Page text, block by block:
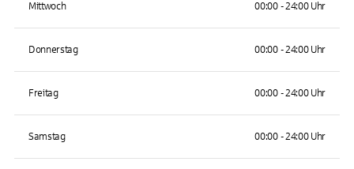
Mittwoch 00:00 - 24:00 Uhr
Donnerstag 00:00 - 24:00 Uhr
Freitag 00:00 - 24:00 Uhr
Samstag 00:00 - 24:00 Uhr